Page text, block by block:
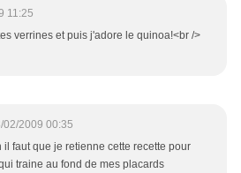
11:25
verrines et puis j'adore le quinoa!<br />
02/2009 00:35
faut que je retienne cette recette pour
traine au fond de mes placards